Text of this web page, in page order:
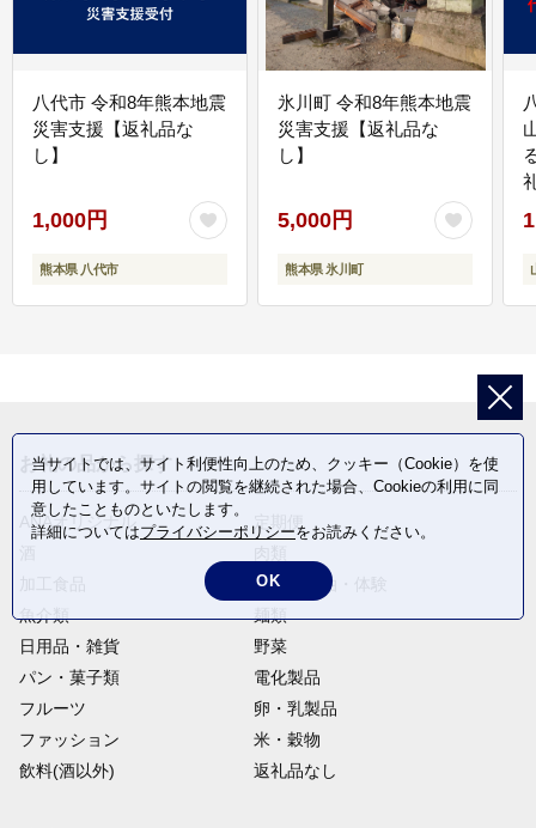
八代市 令和8年熊本地震
災害支援【返礼品な
し】
1,000円
熊本県 八代市
氷川町 令和8年熊本地震
災害支援【返礼品な
し】
5,000円
熊本県 氷川町
お礼の品から探す
ANAオリジナル
定期便
旅行・宿泊・体験
魚介類
麺類
日用品・雑貨
野菜
パン・菓子類
電化製品
フルーツ
卵・乳製品
ファッション
米・穀物
飲料(酒以外)
返礼品なし
当サイトでは、サイト利便性向上のため、クッキー（Cookie）を使
用しています。サイトの閲覧を継続された場合、Cookieの利用に同
意したことものといたします。
詳細についてはプライバシーポリシーをお読みください。
OK